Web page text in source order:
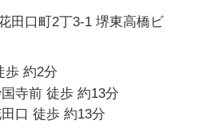
田口町2丁3-1 堺東高橋ビ
歩 約2分
寺前 徒歩 約13分
口 徒歩 約13分